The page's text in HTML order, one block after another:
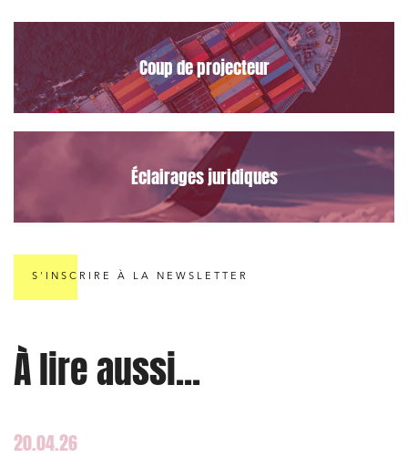
Coup de projecteur
Éclairages juridiques
S'INSCRIRE À LA NEWSLETTER
À lire aussi...
20.04.26